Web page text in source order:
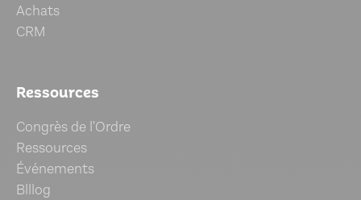
Achats
CRM
Ressources
Congrès de l'Ordre
Ressources
Événements
Blllog